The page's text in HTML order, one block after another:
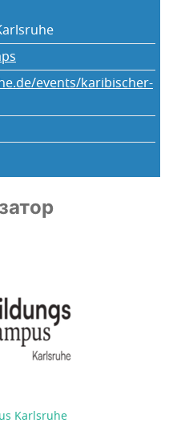
events/karibischer-
Karlsruhe